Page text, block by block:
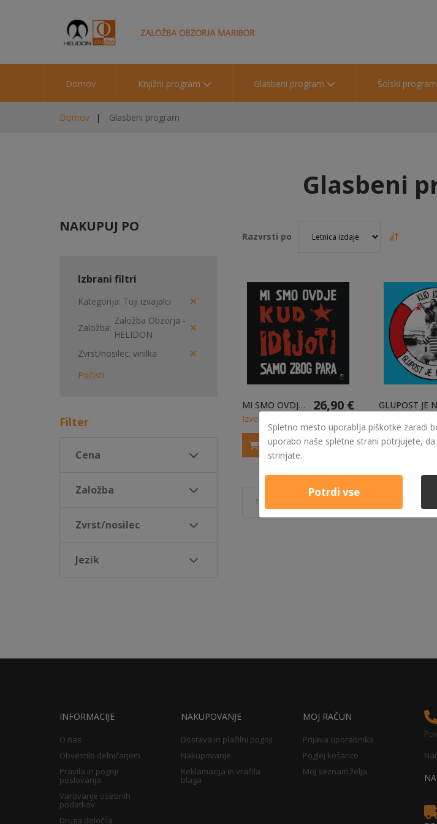
Domov Knjižni program Glasbeni program Šolski program
Domov Glasbeni program
Glasbeni
Razvrsti po
MI SMO OVDJE SAMO ZBOG PARA - LP - OMEJENA KOLIČINA 26,90 €
Izvedi več
1
NAKUPUJ PO
Izbrani filtri
Kategorija Tuji izvajalci
Založba
Založba Obzorja -
HELIDON
Zvrst/nosilec vinilka
Počisti
Filter
Cena
Založba
Zvrst/nosilec
Jezik
INFORMACIJE
O nas
Obvestilo delničarjem
Pravila in pogoji
poslovanja
Varovanje osebnih
podatkov
Druga določila
NAKUPOVANJE
Dostava in plačilni pogoji
Nakupovanje
Reklamacija in vračila
blaga
MOJ RAČUN
Prijava uporabnika
Poglej košarico
Moj seznam želja
Spletno mesto uporablja piškotke zaradi
uporabo naše spletne strani potrjujete,
strinjate.
Potrdi vse